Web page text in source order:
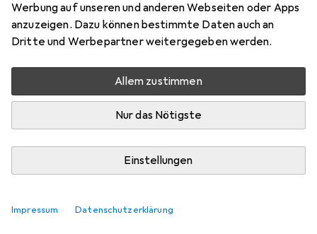
Werbung auf unseren und anderen Webseiten oder Apps
anzuzeigen. Dazu können bestimmte Daten auch an
Dritte und Werbepartner weitergegeben werden.
Allem zustimmen
Nur das Nötigste
Einstellungen
Impressum Datenschutzerklärung
Aktuell nicht lieferbar
Benachrichtigen, wenn lieferbar
Vergleichen Merken